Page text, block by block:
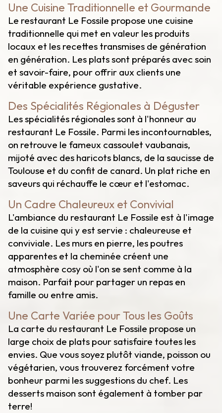
Une Cuisine Traditionnelle et Gourmande
Le restaurant Le Fossile propose une cuisine
traditionnelle qui met en valeur les produits
locaux et les recettes transmises de génération
en génération. Les plats sont préparés avec soin
et savoir-faire, pour offrir aux clients une
véritable expérience gustative.
Des Spécialités Régionales à Déguster
Les spécialités régionales sont à l'honneur au
restaurant Le Fossile. Parmi les incontournables,
on retrouve le fameux cassoulet vaubanais,
mijoté avec des haricots blancs, de la saucisse de
Toulouse et du confit de canard. Un plat riche en
saveurs qui réchauffe le cœur et l'estomac.
Un Cadre Chaleureux et Convivial
L'ambiance du restaurant Le Fossile est à l'image
de la cuisine qui y est servie : chaleureuse et
conviviale. Les murs en pierre, les poutres
apparentes et la cheminée créent une
atmosphère cosy où l'on se sent comme à la
maison. Parfait pour partager un repas en
famille ou entre amis.
Une Carte Variée pour Tous les Goûts
La carte du restaurant Le Fossile propose un
large choix de plats pour satisfaire toutes les
envies. Que vous soyez plutôt viande, poisson ou
végétarien, vous trouverez forcément votre
bonheur parmi les suggestions du chef. Les
desserts maison sont également à tomber par
terre!